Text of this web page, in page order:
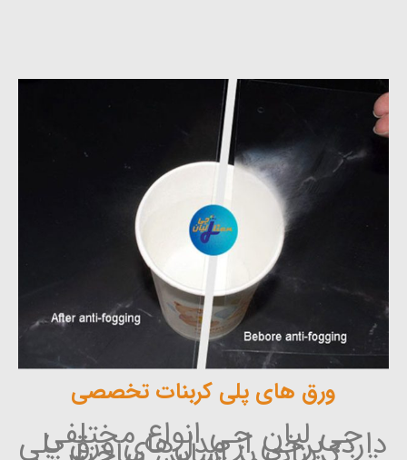
ورق های پلی کربنات تخصصی
جی لیان جی انواع مختلفی
دارد، برخی از مدل‌های ورق پلی